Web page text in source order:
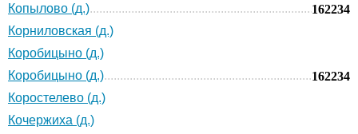
Копылово (д.)
162234
Корниловская (д.)
Коробицыно (д.)
Коробицыно (д.)
162234
Коростелево (д.)
Кочержиха (д.)